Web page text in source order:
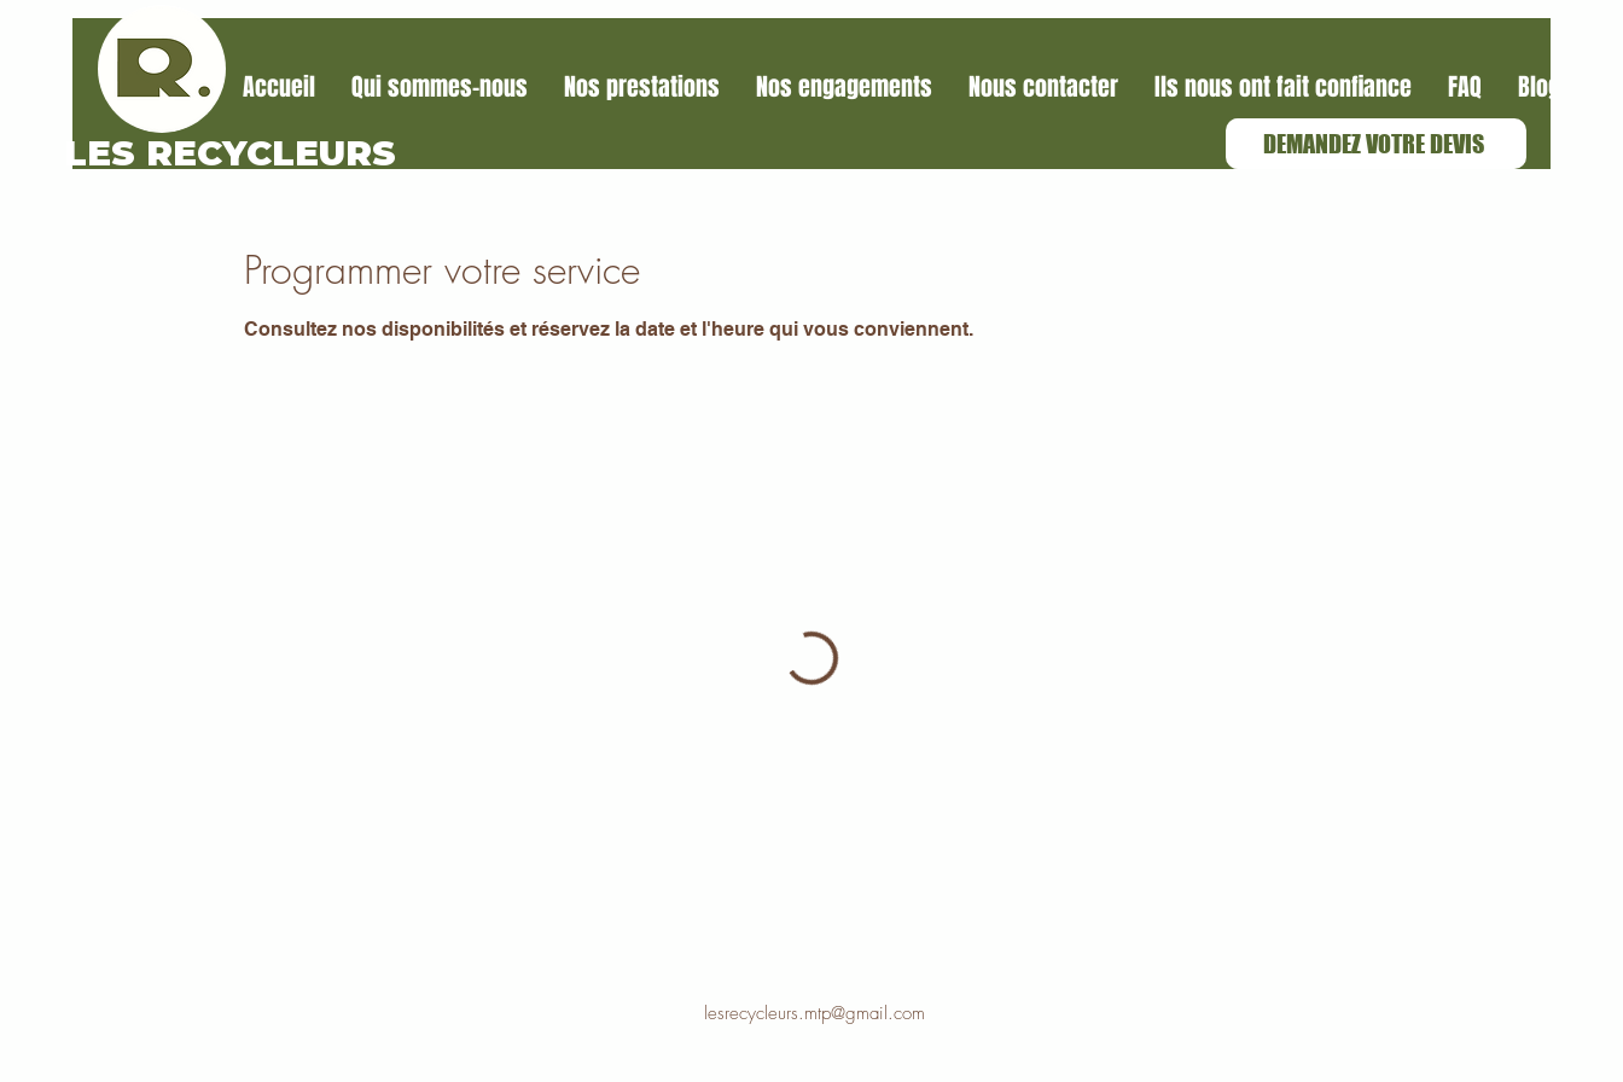
LES RECYCLEURS DEMANDEZ VOTRE DEVIS
Accueil Qui sommes-nous Nos prestations Nos engagements Nous contacter Ils nous ont fait confiance FAQ Blog
Programmer votre service
Consultez nos disponibilités et réservez la date et l'heure qui vous conviennent.
lesrecycleurs.mtp@gmail.com